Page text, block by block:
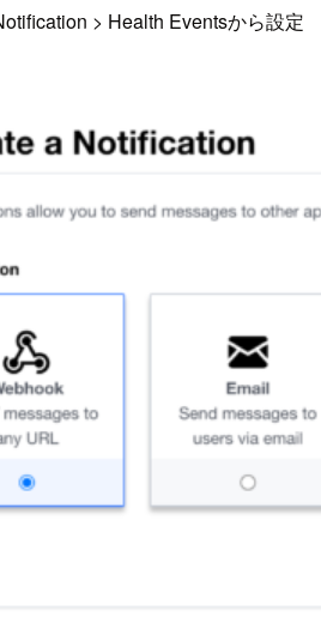
> Health Eventsから設定